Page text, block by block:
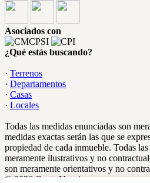
Asociados con
¿Qué estás buscando?
· Terrenos
· Departamentos
· Casas
· Locales
Todas las medidas enunciadas son
medidas exactas serán las que se
propiedad de cada inmueble. Todas
meramente ilustrativos y no
son meramente orientativos y no
© 2026 Costa Urquiza.